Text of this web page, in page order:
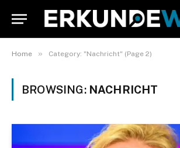
Home » Category: "Nachricht" (Page 2)
BROWSING: NACHRICHT